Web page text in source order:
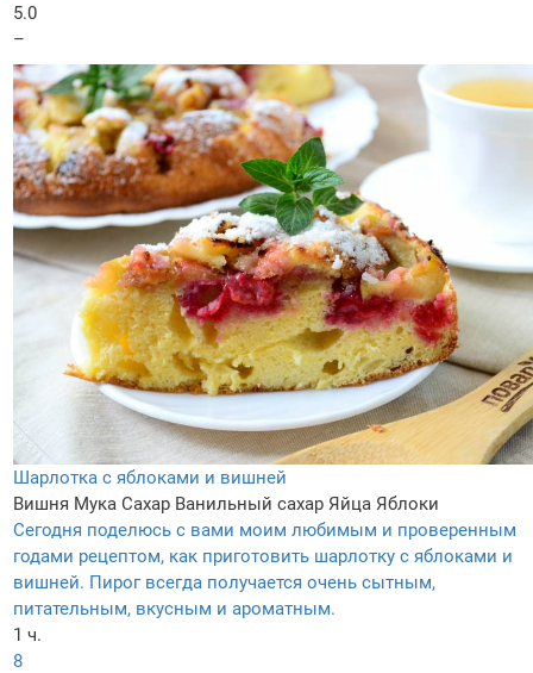
5.0
–
Шарлотка с яблоками и вишней
Вишня Мука Сахар Ванильный сахар Яйца Яблоки
Сегодня поделюсь с вами моим любимым и проверенным
годами рецептом, как приготовить шарлотку с яблоками и
вишней. Пирог всегда получается очень сытным,
питательным, вкусным и ароматным.
1 ч.
8